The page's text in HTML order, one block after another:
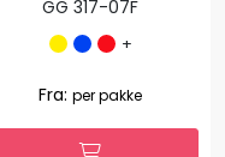
GG 317-07F
+
Fra: per pakke